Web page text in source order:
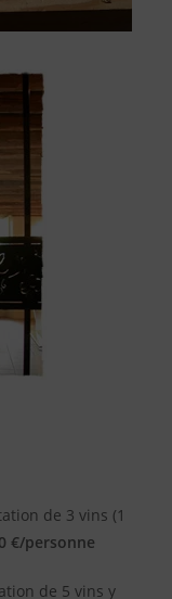
de 3 vins (1
€/personne
de 5 vins y